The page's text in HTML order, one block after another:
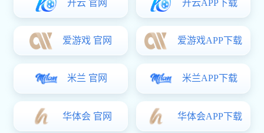
星空电子: MSD-LH-1 星空电子: 88535S/88530S
© 2021 星空·(中国)电子官方网站 . 版权所有.
var _hmt = _hmt || []; (function() { var hm =
document.createElement("script"); hm.src =
"https://hm.baidu.com/hm.js?